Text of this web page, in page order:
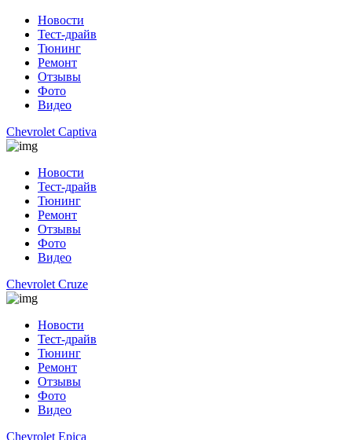
Новости
Тест-драйв
Тюнинг
Ремонт
Отзывы
Фото
Видео
Chevrolet Captiva
Новости
Тест-драйв
Тюнинг
Ремонт
Отзывы
Фото
Видео
Chevrolet Cruze
Новости
Тест-драйв
Тюнинг
Ремонт
Отзывы
Фото
Видео
Chevrolet Epica